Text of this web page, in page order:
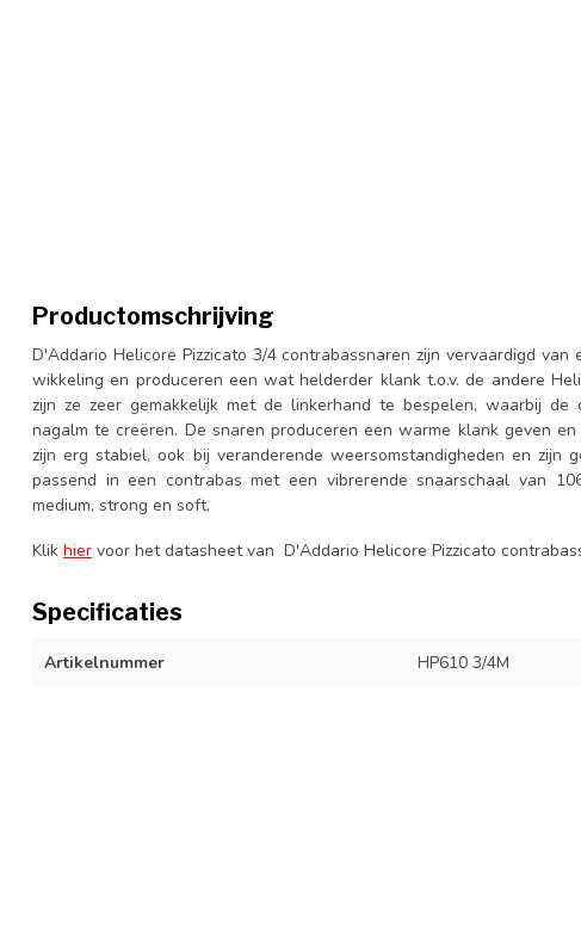
Productomschrijving
D'Addario Helicore Pizzicato 3/4 contrabassnaren zijn vervaardigd
wikkeling en produceren een wat helderder klank t.o.v. de andere
zijn ze zeer gemakkelijk met de linkerhand te bespelen, waarbij de
nagalm te creëren. De snaren produceren een warme klank geven
zijn erg stabiel, ook bij veranderende weersomstandigheden en zijn
passend in een contrabas met een vibrerende snaarschaal van
medium, strong en soft.
Klik hier voor het datasheet van D'Addario Helicore Pizzicato
Specificaties
Artikelnummer HP610 3/4M